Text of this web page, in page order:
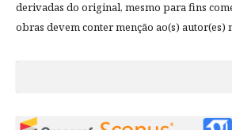
derivadas do original, mesmo para fins
obras devem conter menção ao(s) autor(es)